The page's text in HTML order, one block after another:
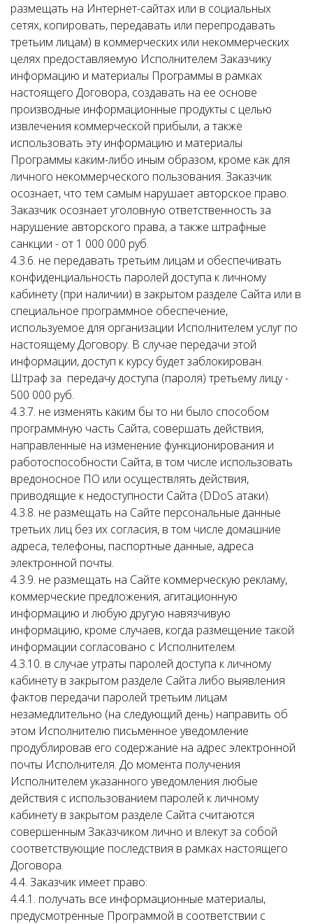
размещать на Интернет-сайтах или в социальных
сетях, копировать, передавать или перепродавать
третьим лицам) в коммерческих или некоммерческих
целях предоставляемую Исполнителем Заказчику
информацию и материалы Программы в рамках
настоящего Договора, создавать на ее основе
производные информационные продукты с целью
извлечения коммерческой прибыли, а также
использовать эту информацию и материалы
Программы каким-либо иным образом, кроме как для
личного некоммерческого пользования. Заказчик
осознает, что тем самым нарушает авторское право.
Заказчик осознает уголовную ответственность за
нарушение авторского права, а также штрафные
санкции - от 1 000 000 руб.
4.3.6. не передавать третьим лицам и обеспечивать
конфиденциальность паролей доступа к личному
кабинету (при наличии) в закрытом разделе Сайта или в
специальное программное обеспечение,
используемое для организации Исполнителем услуг по
настоящему Договору. В случае передачи этой
информации, доступ к курсу будет заблокирован.
Штраф за передачу доступа (пароля) третьему лицу -
500 000 руб.
4.3.7. не изменять каким бы то ни было способом
программную часть Сайта, совершать действия,
направленные на изменение функционирования и
работоспособности Сайта, в том числе использовать
вредоносное ПО или осуществлять действия,
приводящие к недоступности Сайта (DDoS атаки).
4.3.8. не размещать на Сайте персональные данные
третьих лиц без их согласия, в том числе домашние
адреса, телефоны, паспортные данные, адреса
электронной почты.
4.3.9. не размещать на Сайте коммерческую рекламу,
коммерческие предложения, агитационную
информацию и любую другую навязчивую
информацию, кроме случаев, когда размещение такой
информации согласовано с Исполнителем.
4.3.10. в случае утраты паролей доступа к личному
кабинету в закрытом разделе Сайта либо выявления
фактов передачи паролей третьим лицам
незамедлительно (на следующий день) направить об
этом Исполнителю письменное уведомление
продублировав его содержание на адрес электронной
почты Исполнителя. До момента получения
Исполнителем указанного уведомления любые
действия с использованием паролей к личному
кабинету в закрытом разделе Сайта считаются
совершенным Заказчиком лично и влекут за собой
соответствующие последствия в рамках настоящего
Договора.
4.4. Заказчик имеет право:
4.4.1. получать все информационные материалы,
предусмотренные Программой в соответствии с